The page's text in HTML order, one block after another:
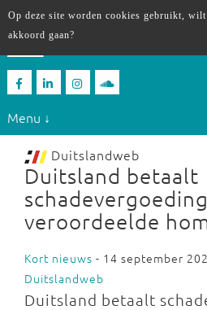
Menu ↓
Duitslandweb
Duitsland betaalt
veroordeelde
Kort nieuws - 14 september
Duitslandweb
Duitsland betaalt
Op deze site worden cookies gebruikt, wilt
akkoord gaan?